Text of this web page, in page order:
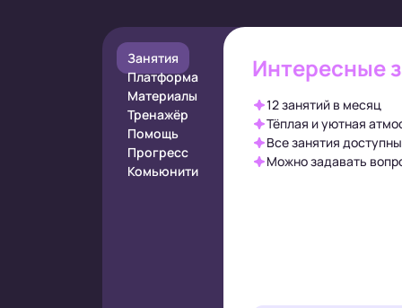
Занятия
Платформа
Материалы
Тренажёр
Помощь
Прогресс
Комьюнити
Интересные
12 занятий в месяц
Тёплая и уютная
Все занятия
Можно задавать